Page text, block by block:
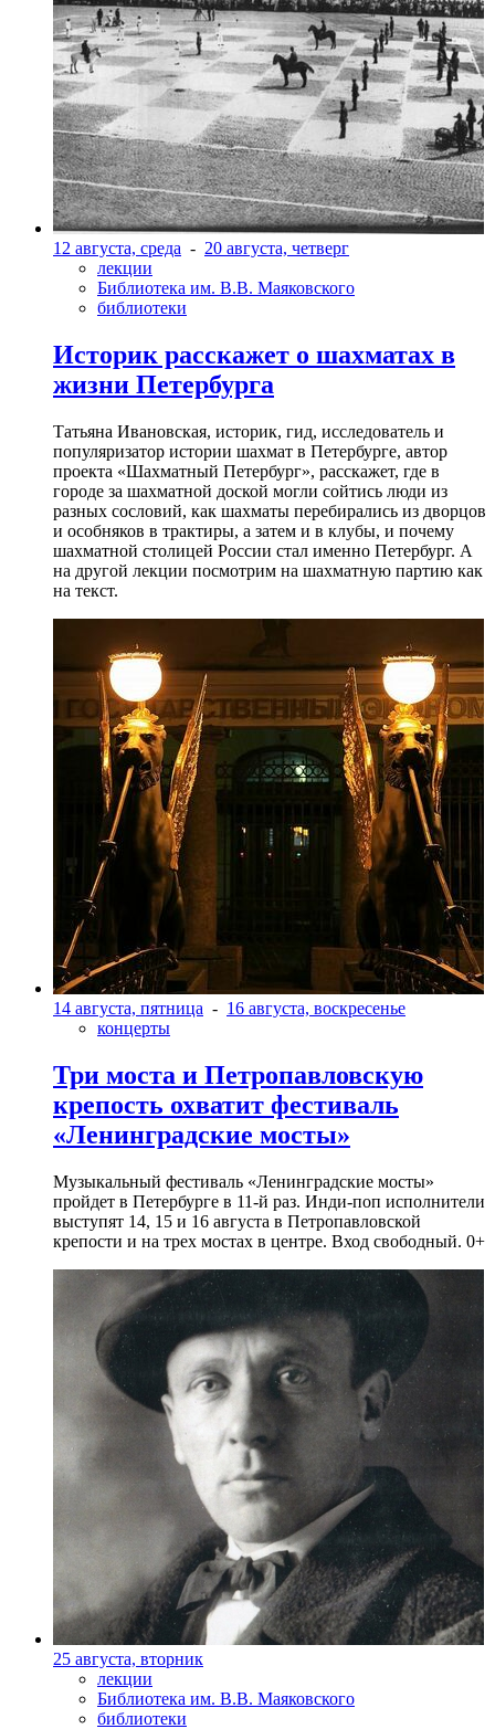
12 августа, среда - 20 августа, четверг
лекции
Библиотека им. В.В. Маяковского
библиотеки
Историк расскажет о шахматах в
жизни Петербурга
Татьяна Ивановская, историк, гид, исследователь и
популяризатор истории шахмат в Петербурге, автор
проекта «Шахматный Петербург», расскажет, где в
городе за шахматной доской могли сойтись люди из
разных сословий, как шахматы перебирались из дворцов
и особняков в трактиры, а затем и в клубы, и почему
шахматной столицей России стал именно Петербург. А
на другой лекции посмотрим на шахматную партию как
на текст.
14 августа, пятница - 16 августа, воскресенье
концерты
Три моста и Петропавловскую
крепость охватит фестиваль
«Ленинградские мосты»
Музыкальный фестиваль «Ленинградские мосты»
пройдет в Петербурге в 11-й раз. Инди-поп исполнители
выступят 14, 15 и 16 августа в Петропавловской
крепости и на трех мостах в центре. Вход свободный. 0+
25 августа, вторник
лекции
Библиотека им. В.В. Маяковского
библиотеки